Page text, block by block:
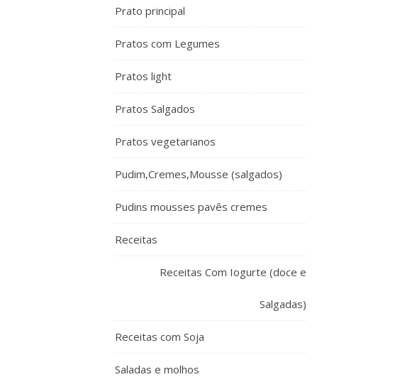
Prato principal
Pratos com Legumes
Pratos light
Pratos Salgados
Pratos vegetarianos
Pudim,Cremes,Mousse (salgados)
Pudins mousses pavês cremes
Receitas
Receitas Com Iogurte (doce e
Salgadas)
Receitas com Soja
Saladas e molhos